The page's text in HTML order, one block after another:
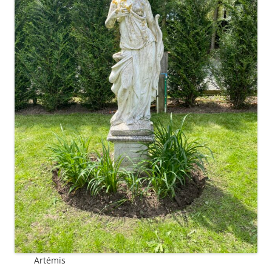
Artémis